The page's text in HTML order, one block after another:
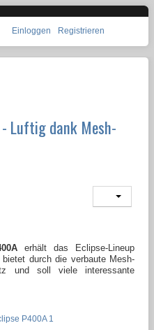
Einloggen Registrieren
Luftig dank Mesh-
erhält das Eclipse-Lineup
durch die verbaute Mesh-
und soll viele interessante